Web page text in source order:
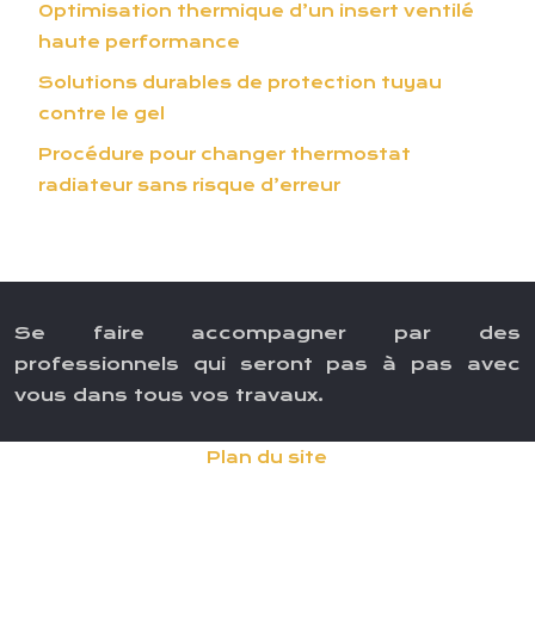
Optimisation thermique d’un insert ventilé
haute performance
Solutions durables de protection tuyau
contre le gel
Procédure pour changer thermostat
radiateur sans risque d’erreur
Se faire accompagner par des
professionnels qui seront pas à pas avec
vous dans tous vos travaux.
Plan du site